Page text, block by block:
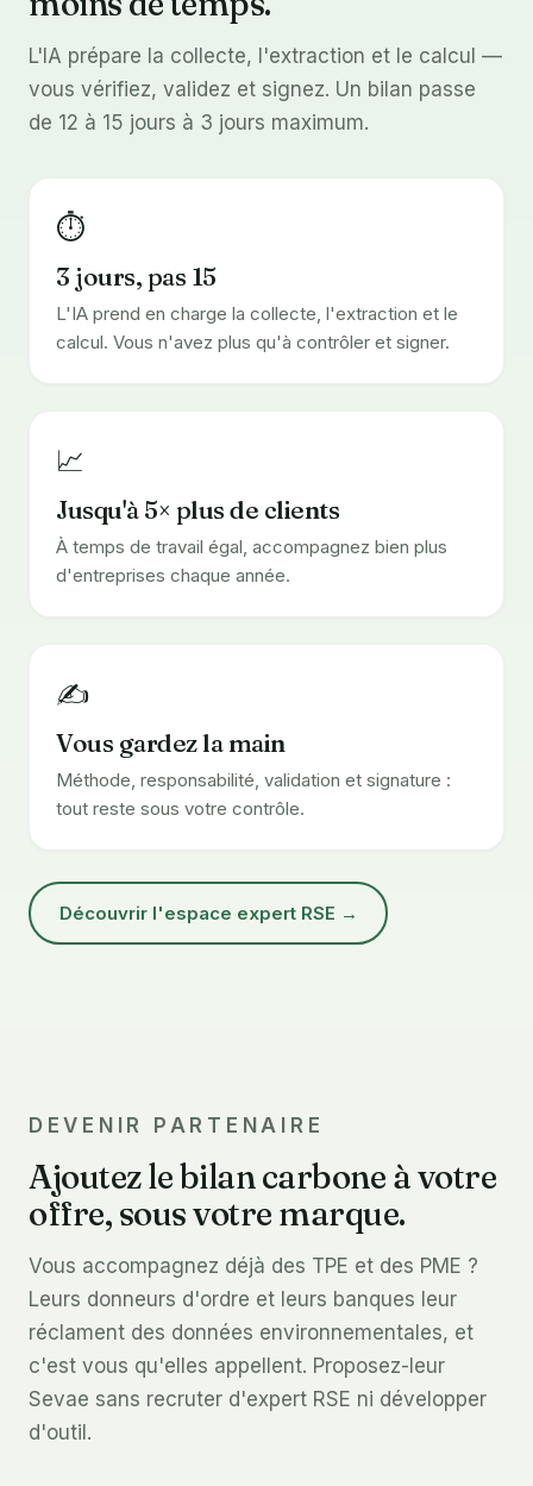
L'IA prépare la collecte, l'extraction et le calcul —
vous vérifiez, validez et signez. Un bilan passe
de 12 à 15 jours à 3 jours maximum.
⏱️
3 jours, pas 15
L'IA prend en charge la collecte, l'extraction et le
calcul. Vous n'avez plus qu'à contrôler et signer.
📈
Jusqu'à 5× plus de clients
À temps de travail égal, accompagnez bien plus
d'entreprises chaque année.
✍️
Vous gardez la main
Méthode, responsabilité, validation et signature :
tout reste sous votre contrôle.
Découvrir l'espace expert RSE →
DEVENIR PARTENAIRE
Ajoutez le bilan carbone à votre
offre, sous votre marque.
Vous accompagnez déjà des TPE et des PME ?
Leurs donneurs d'ordre et leurs banques leur
réclament des données environnementales, et
c'est vous qu'elles appellent. Proposez-leur
Sevae sans recruter d'expert RSE ni développer
d'outil.